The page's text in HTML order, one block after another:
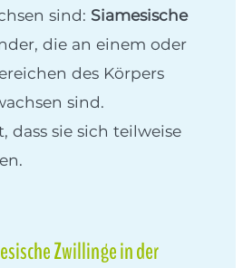
sind: Siamesische
die an einem oder
des Körpers
sind.
dass sie sich teilweise
Zwillinge in der